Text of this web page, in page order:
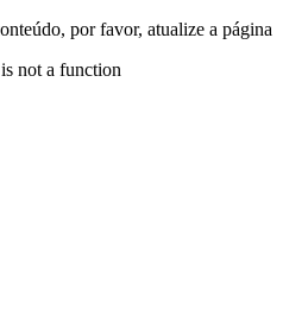
por favor, atualize a página
not a function